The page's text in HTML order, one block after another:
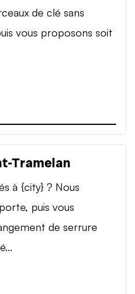
de clé sans
vous proposons soit
Tramelan
à {city} ? Nous
puis vous
de serrure